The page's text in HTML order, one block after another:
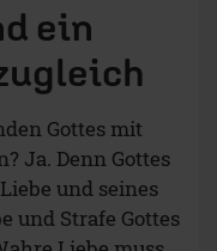
ein
Gottes mit
Ja. Denn Gottes
und seines
und Strafe Gottes